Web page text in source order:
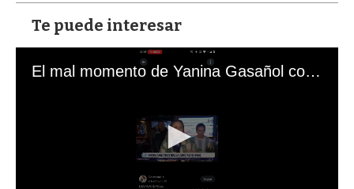
Te puede interesar
El mal momento de Yanina Gasañol con un hincha argentino en "Subrayado"